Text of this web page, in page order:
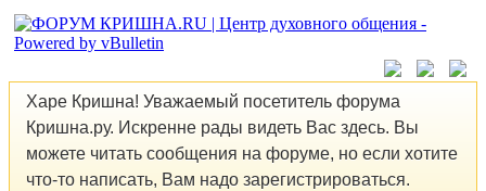
Харе Кришна! Уважаемый посетитель форума
Кришна.ру. Искренне рады видеть Вас здесь. Вы
можете читать сообщения на форуме, но если хотите
что-то написать, Вам надо зарегистрироваться.